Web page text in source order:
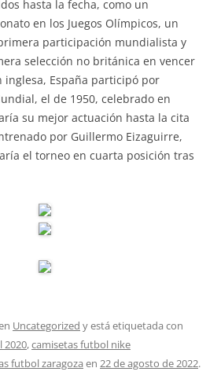
hasta la fecha, como un
en los Juegos Olímpicos, un
participación mundialista y
selección no británica en vencer
inglesa, España participó por
el de 1950, celebrado en
su mejor actuación hasta la cita
por Guillermo Eizaguirre,
el torneo en cuarta posición tras
Uncategorized y está etiquetada con
2020,camisetas futbol nike
futbol zaragoza en 22 de agosto de 2022.